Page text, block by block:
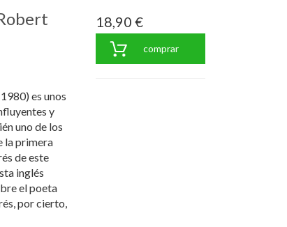
es unos
y
uno de los
la primera
de este
inglés
el poeta
por cierto,
18,90 €
comprar